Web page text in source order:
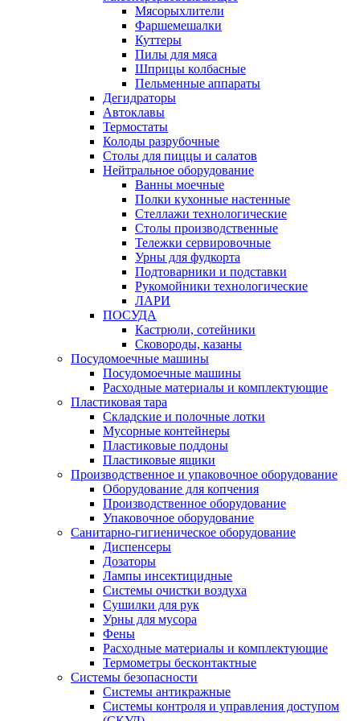
Мясорыхлители
Фаршемешалки
Куттеры
Пилы для мяса
Шприцы колбасные
Пельменные аппараты
Дегидраторы
Автоклавы
Термостаты
Колоды разрубочные
Столы для пиццы и салатов
Нейтральное оборудование
Ванны моечные
Полки кухонные настенные
Стеллажи технологические
Столы производственные
Тележки сервировочные
Урны для фудкорта
Подтоварники и подставки
Рукомойники технологические
ЛАРИ
ПОСУДА
Кастрюли, сотейники
Сковороды, казаны
Посудомоечные машины
Посудомоечные машины
Расходные материалы и комплектующие
Пластиковая тара
Складские и полочные лотки
Мусорные контейнеры
Пластиковые поддоны
Пластиковые ящики
Производственное и упаковочное оборудование
Оборудование для копчения
Производственное оборудование
Упаковочное оборудование
Санитарно-гигиеническое оборудование
Диспенсеры
Дозаторы
Лампы инсектицидные
Системы очистки воздуха
Сушилки для рук
Урны для мусора
Фены
Расходные материалы и комплектующие
Термометры бесконтактные
Системы безопасности
Системы антикражные
Системы контроля и управления доступом